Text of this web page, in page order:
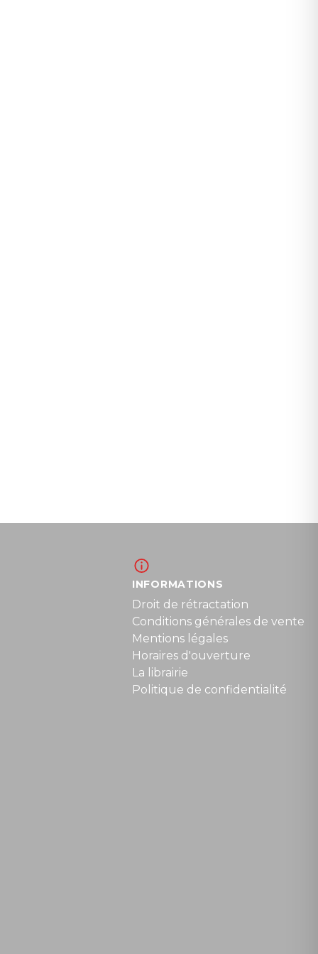
INFORMATIONS
Droit de rétractation
Conditions générales de vente
Mentions légales
Horaires d'ouverture
La librairie
Politique de confidentialité